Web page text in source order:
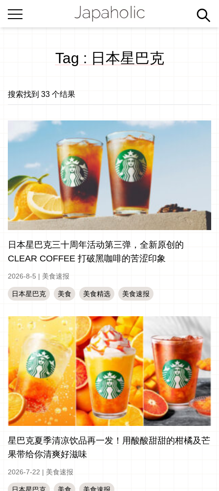
Tag : 日本星巴克
搜索找到 33 个结果
日本星巴克三十周年活动第三弹，全新原创的
CLEAR COFFEE 打破黑咖啡的苦涩印象
2026-8-5 | 美食速报
日本星巴克 美食 美食精选 美食速报
星巴克夏季清凉饮品再一发！用酸酸甜甜的柑橘及芒
果带给你清爽好滋味
2026-7-22 | 美食速报